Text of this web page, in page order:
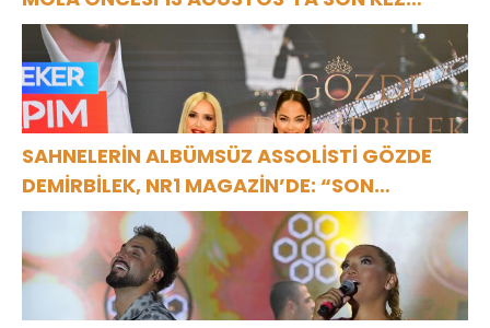
HARBİYE’DE OLACAK!
SAHNELERİN ALBÜMSÜZ ASSOLİSTİ GÖZDE
DEMİRBİLEK, NR1 MAGAZİN’DE: “SON
ASSOLİST OLARAK VAR OLACAĞIM!”